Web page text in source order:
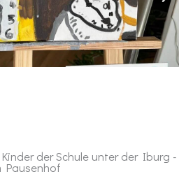
der Schule unter der Iburg -
Pausenhof